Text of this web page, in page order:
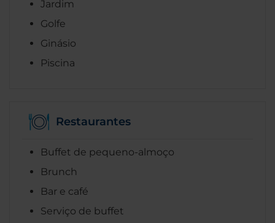
Jardim
Golfe
Ginásio
Piscina
Restaurantes
Buffet de pequeno-almoço
Brunch
Bar e café
Serviço de buffet